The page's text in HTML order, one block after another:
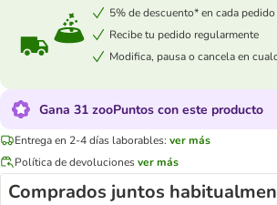
5% de descuento* en cada pedido
Recibe tu pedido regularmente
Modifica, pausa o cancela en
Gana 31 zooPuntos con este producto
Entrega en 2-4 días laborables: ver más
Política de devolucionesver más
Comprados juntos